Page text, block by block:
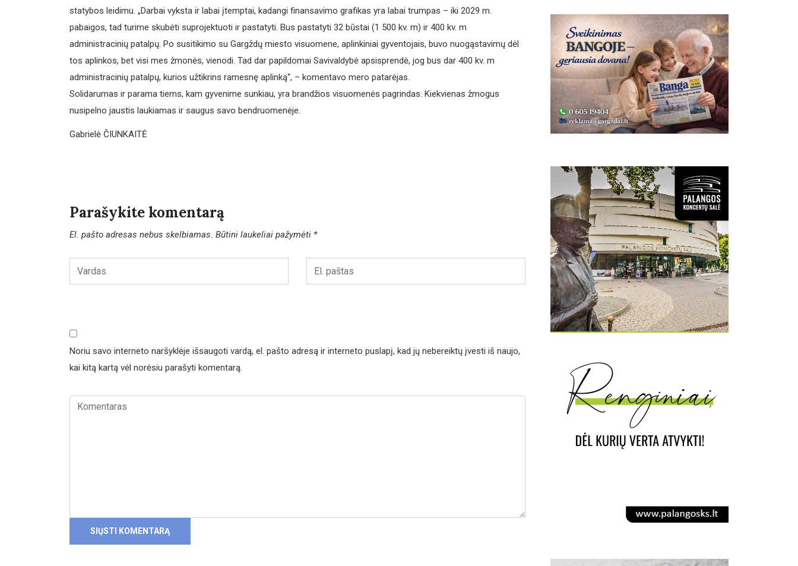
statybos leidimu. „Darbai vyksta ir labai įtemptai, kadangi finansavimo grafikas yra labai trumpas – iki 2029 m.
pabaigos, tad turime skubėti suprojektuoti ir pastatyti. Bus pastatyti 32 būstai (1 500 kv. m) ir 400 kv. m
administracinių patalpų. Po susitikimo su Gargždų miesto visuomene, aplinkiniai gyventojais, buvo nuogąstavimų dėl
tos aplinkos, bet visi mes žmonės, vienodi. Tad dar papildomai Savivaldybė apsisprendė, jog bus dar 400 kv. m
administracinių patalpų, kurios užtikrins ramesnę aplinką“, – komentavo mero patarėjas.
Solidarumas ir parama tiems, kam gyvenime sunkiau, yra brandžios visuomenės pagrindas. Kiekvienas žmogus
nusipelno jaustis laukiamas ir saugus savo bendruomenėje.
Gabrielė ČIUNKAITĖ
Parašykite komentarą
El. pašto adresas nebus skelbiamas. Būtini laukeliai pažymėti *
Noriu savo interneto naršyklėje išsaugoti vardą, el. pašto adresą ir interneto puslapį, kad jų nebereiktų įvesti iš naujo,
kai kitą kartą vėl norėsiu parašyti komentarą.